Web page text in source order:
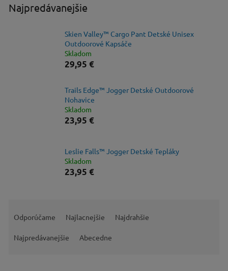
Najpredávanejšie
Skien Valley™ Cargo Pant Detské Unisex
Outdoorové Kapsáče
Skladom
29,95 €
Trails Edge™ Jogger Detské Outdoorové
Nohavice
Skladom
23,95 €
Leslie Falls™ Jogger Detské Tepláky
Skladom
23,95 €
Odporúčame Najlacnejšie Najdrahšie
Najpredávanejšie Abecedne